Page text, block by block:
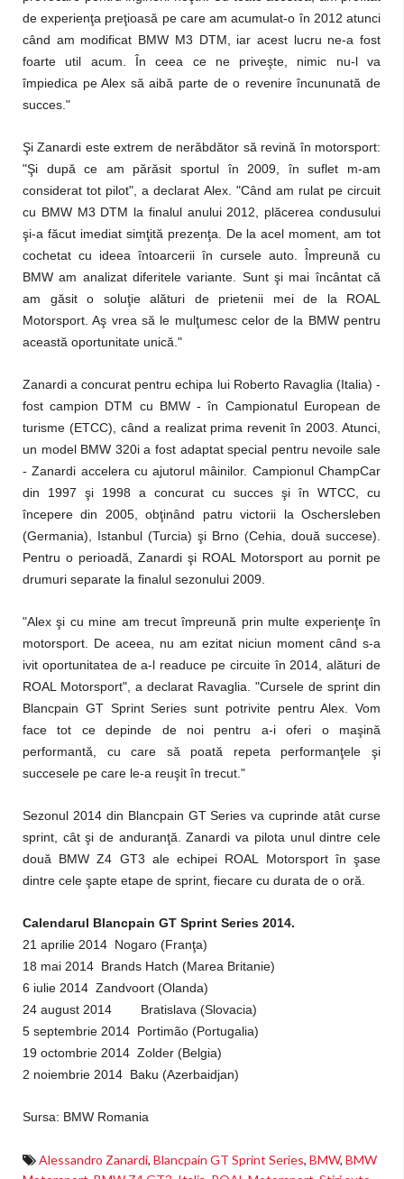
de experienţa preţioasă pe care am acumulat-o în 2012 atunci
când am modificat BMW M3 DTM, iar acest lucru ne-a fost
foarte util acum. În ceea ce ne priveşte, nimic nu-l va
împiedica pe Alex să aibă parte de o revenire încununată de
succes."
Şi Zanardi este extrem de nerăbdător să revină în motorsport:
"Şi după ce am părăsit sportul în 2009, în suflet m-am
considerat tot pilot", a declarat Alex. "Când am rulat pe circuit
cu BMW M3 DTM la finalul anului 2012, plăcerea condusului
şi-a făcut imediat simţită prezenţa. De la acel moment, am tot
cochetat cu ideea întoarcerii în cursele auto. Împreună cu
BMW am analizat diferitele variante. Sunt şi mai încântat că
am găsit o soluţie alături de prietenii mei de la ROAL
Motorsport. Aş vrea să le mulţumesc celor de la BMW pentru
această oportunitate unică."
Zanardi a concurat pentru echipa lui Roberto Ravaglia (Italia) -
fost campion DTM cu BMW - în Campionatul European de
turisme (ETCC), când a realizat prima revenit în 2003. Atunci,
un model BMW 320i a fost adaptat special pentru nevoile sale
- Zanardi accelera cu ajutorul mâinilor. Campionul ChampCar
din 1997 şi 1998 a concurat cu succes şi în WTCC, cu
începere din 2005, obţinând patru victorii la Oschersleben
(Germania), Istanbul (Turcia) şi Brno (Cehia, două succese).
Pentru o perioadă, Zanardi şi ROAL Motorsport au pornit pe
drumuri separate la finalul sezonului 2009.
"Alex şi cu mine am trecut împreună prin multe experienţe în
motorsport. De aceea, nu am ezitat niciun moment când s-a
ivit oportunitatea de a-l readuce pe circuite în 2014, alături de
ROAL Motorsport", a declarat Ravaglia. "Cursele de sprint din
Blancpain GT Sprint Series sunt potrivite pentru Alex. Vom
face tot ce depinde de noi pentru a-i oferi o maşină
performantă, cu care să poată repeta performanţele şi
succesele pe care le-a reuşit în trecut."
Sezonul 2014 din Blancpain GT Series va cuprinde atât curse
sprint, cât şi de anduranţă. Zanardi va pilota unul dintre cele
două BMW Z4 GT3 ale echipei ROAL Motorsport în şase
dintre cele şapte etape de sprint, fiecare cu durata de o oră.
Calendarul Blancpain GT Sprint Series 2014.
21 aprilie 2014 Nogaro (Franţa)
18 mai 2014 Brands Hatch (Marea Britanie)
6 iulie 2014 Zandvoort (Olanda)
24 august 2014 Bratislava (Slovacia)
5 septembrie 2014 Portimão (Portugalia)
19 octombrie 2014 Zolder (Belgia)
2 noiembrie 2014 Baku (Azerbaidjan)
Sursa: BMW Romania
Alessandro Zanardi, Blancpain GT Sprint Series, BMW, BMW